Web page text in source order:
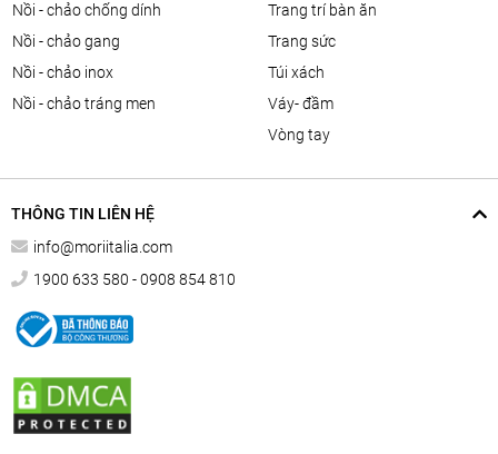
nồi - chảo chống dính
nồi - chảo gang
nồi - chảo inox
nồi - chảo tráng men
trang trí bàn ăn
trang sức
túi xách
váy- đầm
vòng tay
THÔNG TIN LIÊN HỆ
info@moriitalia.com
1900 633 580 - 0908 854 810